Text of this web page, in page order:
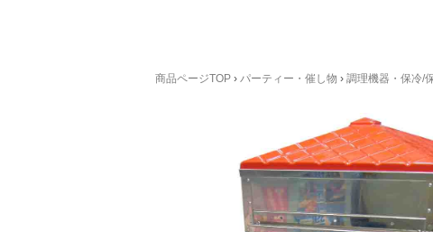
商品ページTOP › パーティー・催し物 › 調理機器・保冷/